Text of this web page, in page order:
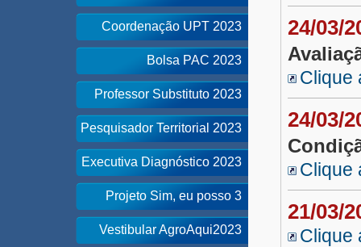
Coordenação UPT 2023
Bolsa PAC 2023
Professor Substituto 2023
Pesquisador Territorial 2023
Executiva Diagnóstico 2023
Projeto Sim, eu posso 3
Vestibular AgroAqui2023
24/03/
Clique
24/03/
Clique
21/03/
Clique